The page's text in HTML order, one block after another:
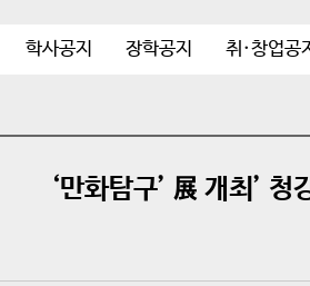
학사공지 장학공지 취·창업공
‘만화탐구’ 展 개최’